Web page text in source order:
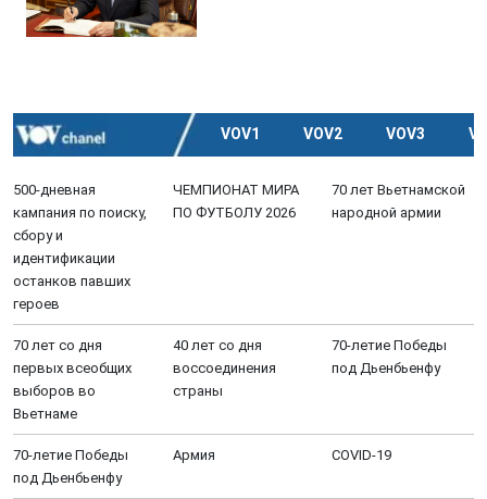
VOV1 VOV2 VOV3
500-дневная
кампания по поиску,
сбору и
идентификации
останков павших
героев
ЧЕМПИОНАТ МИРА
ПО ФУТБОЛУ 2026
70 лет Вьетнамской
народной армии
70 лет со дня
первых всеобщих
выборов во
Вьетнаме
40 лет со дня
воссоединения
страны
70-летие Победы
под Дьенбьенфу
70-летие Победы
под Дьенбьенфу
Aрмия COVID-19